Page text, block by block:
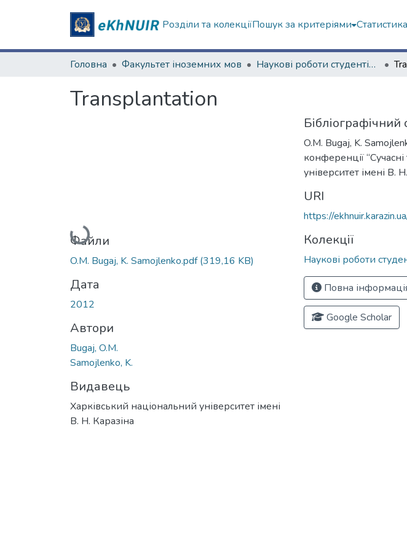
Розділи та колекціїПошук за критеріями Статистика
Головна Факультет іноземних мов Наукові роботи студентів та аспірантів. Факультет іноземних мов
Transplantation
Вантажиться...
Файли
O.M. Bugaj, K. Samojlenko.pdf(319,16 KB)
Дата
2012
Автори
Bugaj, O.M.
Samojlenko, K.
Видавець
Харківський національний університет імені
В. Н. Каразіна
Бібліографічний
O.M. Bugaj, K.
конференції
університет імені В.
URI
https://
Колекції
Наукові роботи
Повна
Google Scholar